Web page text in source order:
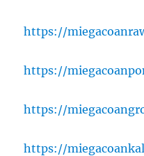
https://
https://
https://
https://